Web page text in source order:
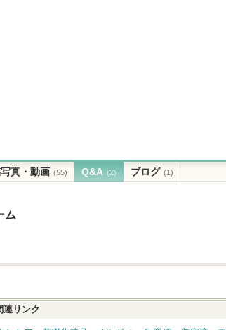
真・動画 (55) Q&A (2) ブログ (1)
ム
連リンク